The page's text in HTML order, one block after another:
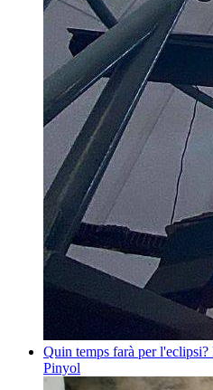
Quin temps farà per l'eclipsi?
Pinyol